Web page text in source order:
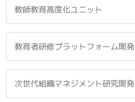
教師教育高度化ユニット
教育者研修プラットフォーム開
次世代組織マネジメント研究開